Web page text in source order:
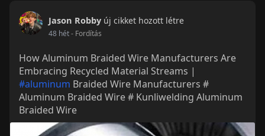
Jason Robby új cikket hozott létre
48 hét- Fordítás
How Aluminum Braided Wire Manufacturers Are
Embracing Recycled Material Streams |
#aluminum Braided Wire Manufacturers #
Aluminum Braided Wire # Kunliwelding Aluminum
Braided Wire